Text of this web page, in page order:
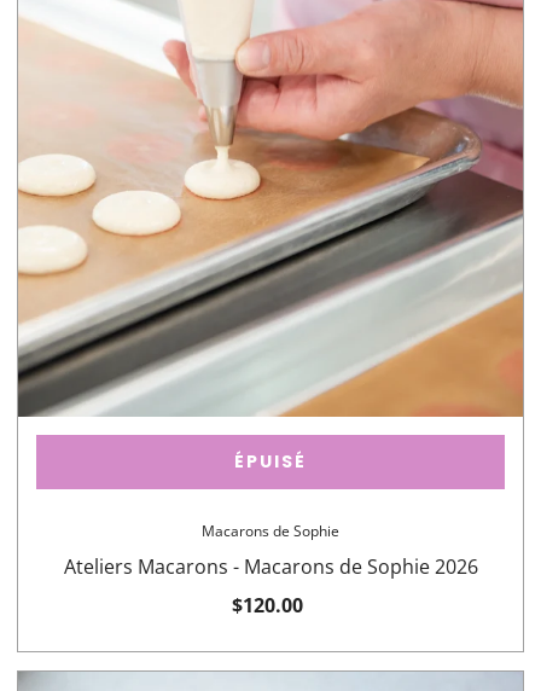
Macarons de Sophie
Ateliers Macarons - Macarons de Sophie 2026
$120.00
ÉPUISÉ